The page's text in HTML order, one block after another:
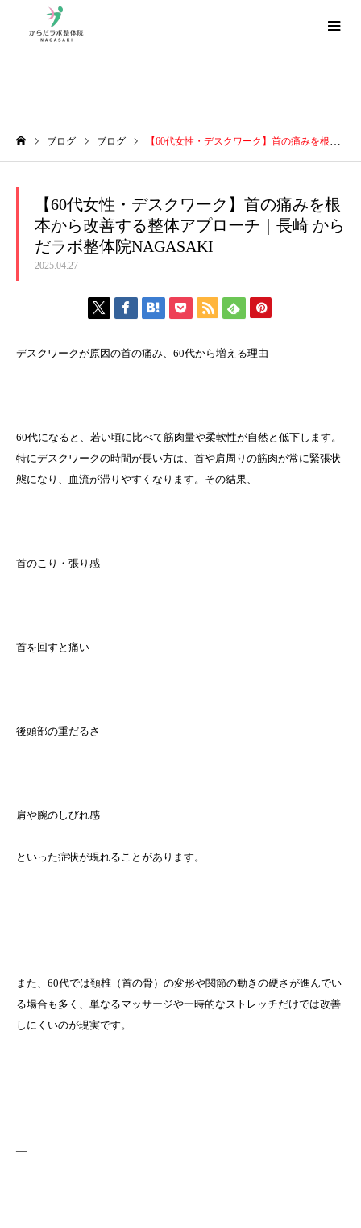
ブログ ブログ 【60代女性・デスクワーク】首の痛みを根本から改善する整体アプローチ｜長崎 からだラボ整体院NAGASAKI
【60代女性・デスクワーク】首の痛みを根
本から改善する整体アプローチ｜長崎 から
だラボ整体院NAGASAKI
2025.04.27
デスクワークが原因の首の痛み、60代から増える理由
60代になると、若い頃に比べて筋肉量や柔軟性が自然と低下します。
特にデスクワークの時間が長い方は、首や肩周りの筋肉が常に緊張状
態になり、血流が滞りやすくなります。その結果、
首のこり・張り感
首を回すと痛い
後頭部の重だるさ
肩や腕のしびれ感
といった症状が現れることがあります。
また、60代では頚椎（首の骨）の変形や関節の動きの硬さが進んでい
る場合も多く、単なるマッサージや一時的なストレッチだけでは改善
しにくいのが現実です。
—